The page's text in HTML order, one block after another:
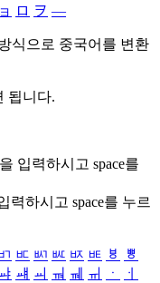
ョ ロ ヲ ―
식으로 중국어를 변환
됩니다.
을 입력하시고 space를
력하시고 space를 누르
ㅳ ㅴ ㅵ ㅶ ㅷ ㅸ
ㅹ
ㆈ ㆉ ㆊ ㆋ ㆌ ㆍ
ㆎ